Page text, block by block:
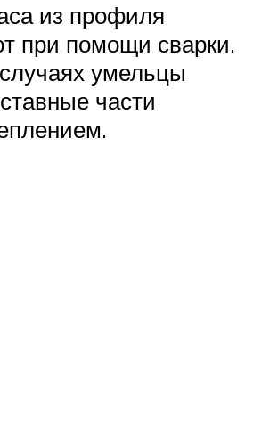
из профиля
при помощи сварки.
умельцы
части